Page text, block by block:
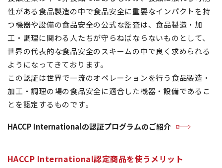
性がある食品製造の中で食品安全に重要なインパクトを持
つ機器や設備の食品安全の公式な監査は、食品製造・加
工・調理に関わる人たちが守らねばならないものとして、
世界の代表的な食品安全のスキームの中で良く求められる
ようになってきております。
この認証は世界で一流のオペレーションを行う食品製造・
加工・調理の場の食品安全に適合した機器・設備であるこ
とを認定するものです。
HACCP Internationalの認証プログラムのご紹介
HACCP International認定商品を使うメリット